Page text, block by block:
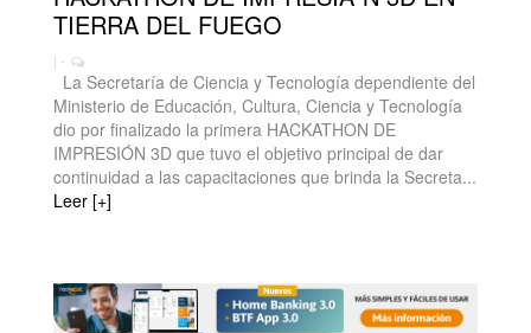
TIERRA DEL FUEGO
| -
La Secretaría de Ciencia y Tecnología dependiente del
Ministerio de Educación, Cultura, Ciencia y Tecnología
dio por finalizado la primera HACKATHON DE
IMPRESIÓN 3D que tuvo el objetivo principal de dar
continuidad a las capacitaciones que brinda la Secreta...
Leer [+]